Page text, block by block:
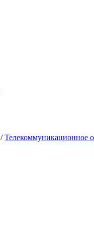
/ Телекоммуникационное